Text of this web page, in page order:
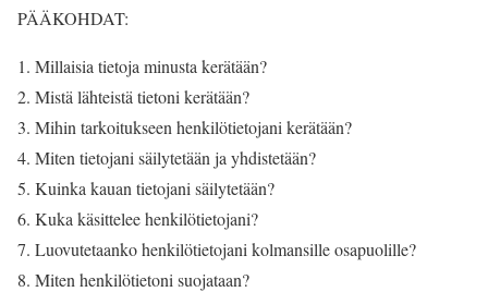
PÄÄKOHDAT:
Millaisia tietoja minusta kerätään?
Mistä lähteistä tietoni kerätään?
Mihin tarkoitukseen henkilötietojani kerätään?
Miten tietojani säilytetään ja yhdistetään?
Kuinka kauan tietojani säilytetään?
Kuka käsittelee henkilötietojani?
Luovutetaanko henkilötietojani kolmansille osapuolille?
Miten henkilötietoni suojataan?